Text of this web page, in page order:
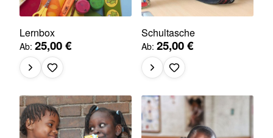
Lernbox
Ab 25,00 €
Schultasche
Ab 25,00 €